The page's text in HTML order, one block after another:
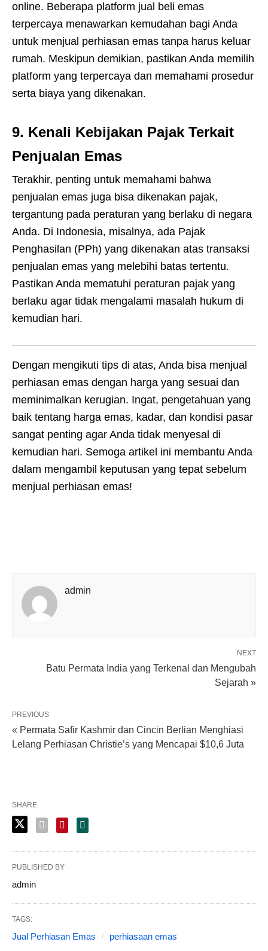
online. Beberapa platform jual beli emas
terpercaya menawarkan kemudahan bagi Anda
untuk menjual perhiasan emas tanpa harus keluar
rumah. Meskipun demikian, pastikan Anda memilih
platform yang terpercaya dan memahami prosedur
serta biaya yang dikenakan.
9. Kenali Kebijakan Pajak Terkait
Penjualan Emas
Terakhir, penting untuk memahami bahwa
penjualan emas juga bisa dikenakan pajak,
tergantung pada peraturan yang berlaku di negara
Anda. Di Indonesia, misalnya, ada Pajak
Penghasilan (PPh) yang dikenakan atas transaksi
penjualan emas yang melebihi batas tertentu.
Pastikan Anda mematuhi peraturan pajak yang
berlaku agar tidak mengalami masalah hukum di
kemudian hari.
Dengan mengikuti tips di atas, Anda bisa menjual
perhiasan emas dengan harga yang sesuai dan
meminimalkan kerugian. Ingat, pengetahuan yang
baik tentang harga emas, kadar, dan kondisi pasar
sangat penting agar Anda tidak menyesal di
kemudian hari. Semoga artikel ini membantu Anda
dalam mengambil keputusan yang tepat sebelum
menjual perhiasan emas!
admin
NEXT
Batu Permata India yang Terkenal dan Mengubah
Sejarah »
PREVIOUS
« Permata Safir Kashmir dan Cincin Berlian Menghiasi
Lelang Perhiasan Christie’s yang Mencapai $10,6 Juta
SHARE
PUBLISHED BY
admin
TAGS:
Jual Perhiasan Emas perhiasaan emas